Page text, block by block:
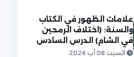
علامات الظهور في الكتاب
والسنة: (اختلاف الرمحين
في الشام) الدرس السادس
السبت 08 آب 2026